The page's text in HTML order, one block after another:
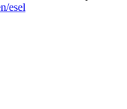
esel